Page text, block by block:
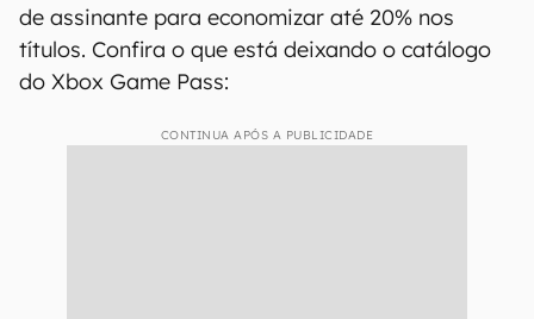
de assinante para economizar até 20% nos
títulos. Confira o que está deixando o catálogo
do Xbox Game Pass:
CONTINUA APÓS A PUBLICIDADE